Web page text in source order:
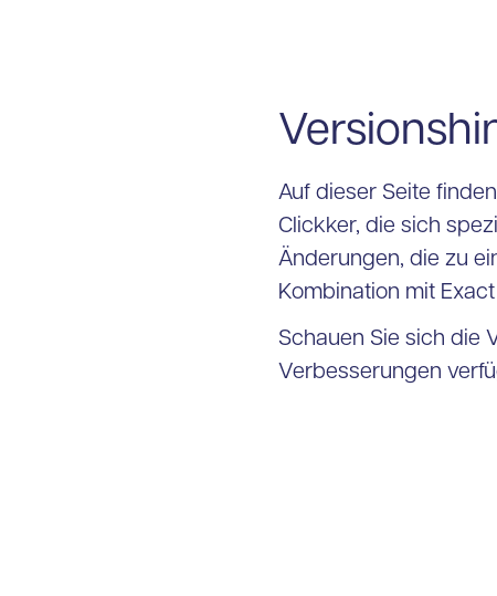
Auf dieser Seite
Clickker, die sich
Änderungen, die zu
Kombination mit
Schauen Sie sich die
Verbesserungen